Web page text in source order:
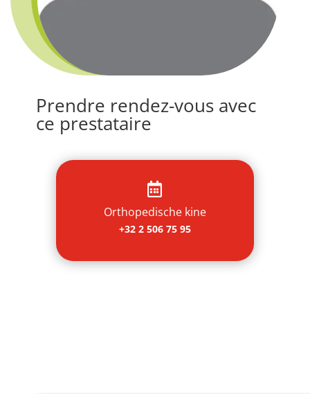
Prendre rendez-vous avec
ce prestataire

Orthopedische kine
+32 2 506 75 95